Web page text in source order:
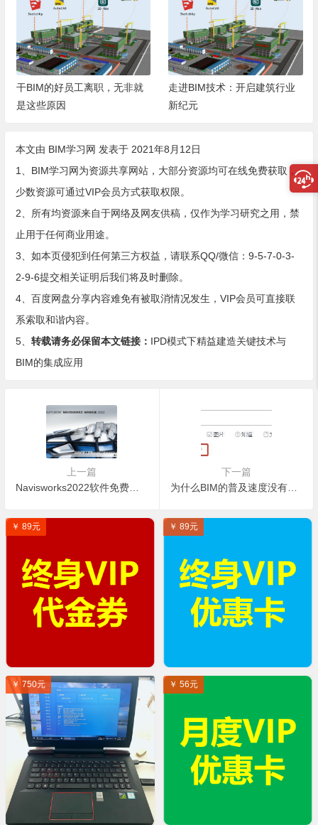
干BIM的好员工离职，无非就
是这些原因
走进BIM技术：开启建筑行业
新纪元
本文由 BIM学习网 发表于 2021年8月12日
1、BIM学习网为资源共享网站，大部分资源均可在线免费获取，
少数资源可通过VIP会员方式获取权限。
2、所有均资源来自于网络及网友供稿，仅作为学习研究之用，禁
止用于任何商业用途。
3、如本页侵犯到任何第三方权益，请联系QQ/微信：9-5-7-0-3-
2-9-6提交相关证明后我们将及时删除。
4、百度网盘分享内容难免有被取消情况发生，VIP会员可直接联
系索取和谐内容。
5、 转载请务必保留本文链接： IPD模式下精益建造关键技术与
BIM的集成应用
上一篇
Navisworks2022软件免费下载
下一篇
为什么BIM的普及速度没有CAD快？
￥ 89元 ￥ 89元
￥ 750元 ￥ 56元